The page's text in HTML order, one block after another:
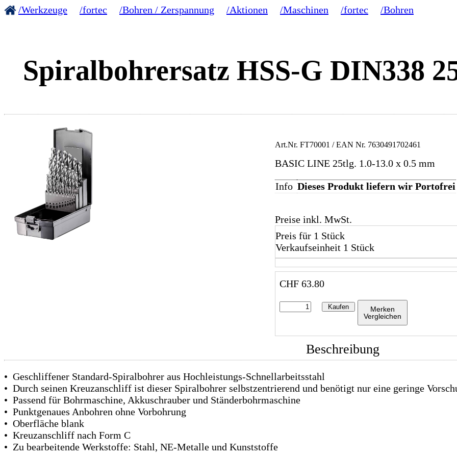
/Werkzeuge /fortec /Bohren / Zerspannung /Aktionen /Maschinen /fortec /Bohren
Spiralbohrersatz HSS-G DIN338
Art.Nr.FT70001 / EAN Nr. 7630491702461
BASIC LINE 25tlg. 1.0-13.0 x 0.5 mm
Info Dieses Produkt liefern wir Portofrei
Preise inkl. MwSt.
Preis für 1 Stück
Verkaufseinheit 1 Stück
CHF 63.80
Kaufen
Merken
Vergleichen
Beschreibung
• Geschliffener Standard-Spiralbohrer aus Hochleistungs-Schnellarbeitsstahl
• Durch seinen Kreuzanschliff ist dieser Spiralbohrer selbstzentrierend und benötigt nur eine geringe
• Passend für Bohrmaschine, Akkuschrauber und Ständerbohrmaschine
• Punktgenaues Anbohren ohne Vorbohrung
• Oberfläche blank
• Kreuzanschliff nach Form C
• Zu bearbeitende Werkstoffe: Stahl, NE-Metalle und Kunststoffe